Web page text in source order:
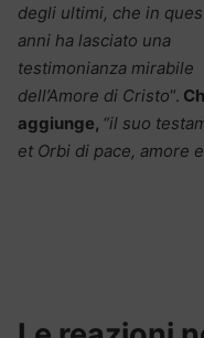
degli ultimi, che in
anni ha lasciato una
testimonianza mirabile
dell’Amore di Cristo“.
aggiunge, “il suo
et Orbi di pace, amore